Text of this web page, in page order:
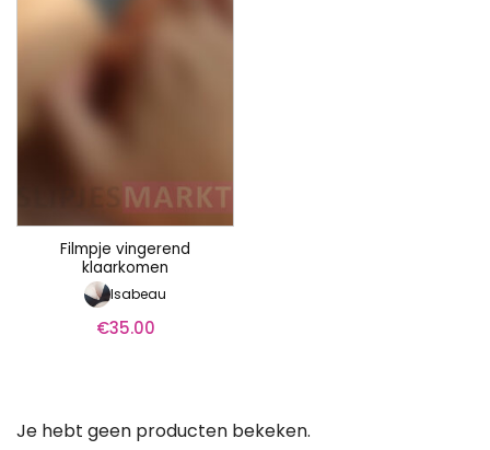
Filmpje vingerend
klaarkomen
Isabeau
€35.00
Je hebt geen producten bekeken.